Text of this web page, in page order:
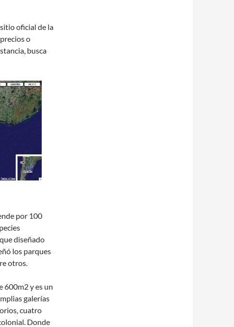
oficial de la
o
busca
por 100
diseñado
los parques
otros.
600m2 y es un
galerías
cuatro
Donde